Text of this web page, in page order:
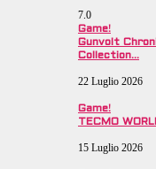
7.0
Game!
Gunvolt
Collection…
22 Luglio 2026
Game!
TECMO
15 Luglio 2026